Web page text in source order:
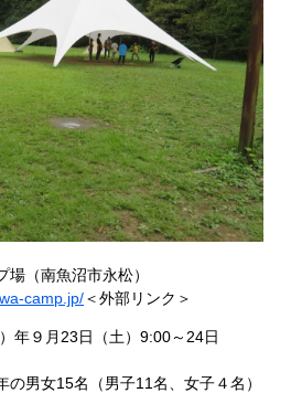
（南魚沼市永松）
camp.jp/＜外部リンク＞
年９月23日（土）9:00～24日
男女15名（男子11名、女子４名）